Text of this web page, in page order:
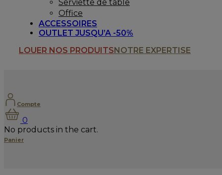
Serviette de table
Office
ACCESSOIRES
OUTLET JUSQU’A -50%
LOUER NOS PRODUITSNOTRE EXPERTISE
Compte
0
No products in the cart.
Panier